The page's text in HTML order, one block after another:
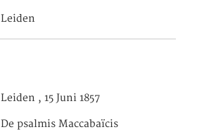
Leiden
Leiden , 15 Juni 1857
De psalmis Maccabaïcis